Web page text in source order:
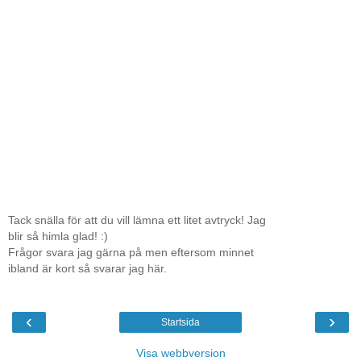
Tack snälla för att du vill lämna ett litet avtryck! Jag
blir så himla glad! :)
Frågor svara jag gärna på men eftersom minnet
ibland är kort så svarar jag här.
‹ ›
Startsida
Visa webbversion